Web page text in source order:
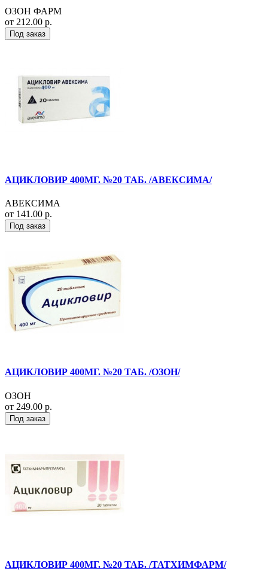
ОЗОН ФАРМ
от 212.00 р.
Под заказ
АЦИКЛОВИР 400МГ. №20 ТАБ. /АВЕКСИМА/
АВЕКСИМА
от 141.00 р.
Под заказ
АЦИКЛОВИР 400МГ. №20 ТАБ. /ОЗОН/
ОЗОН
от 249.00 р.
Под заказ
АЦИКЛОВИР 400МГ. №20 ТАБ. /ТАТХИМФАРМ/